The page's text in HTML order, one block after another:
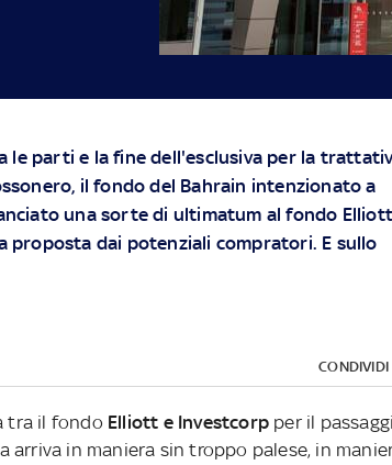
le parti e la fine dell'esclusiva per la
il fondo del Bahrain intenzionato a
una sorte di ultimatum al fondo
proposta dai potenziali compratori. E sullo
CONDIVIDI
tra il fondo Elliott e Investcorp per il
arriva in maniera sin troppo palese, in